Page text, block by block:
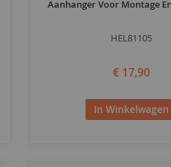
Aanhanger Voor Montage
HEL81105
€ 17,90
In Winkelwagen